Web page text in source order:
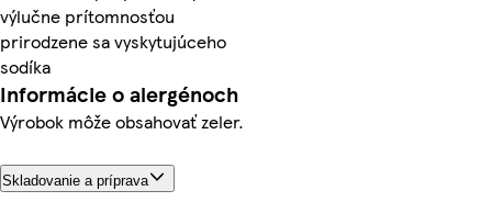
výlučne prítomnosťou
prirodzene sa vyskytujúceho
sodíka
Informácie o alergénoch
Výrobok môže obsahovať zeler.
Skladovanie a príprava